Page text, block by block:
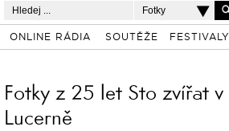
Fotky
ONLINE RÁDIA SOUTĚŽE FESTIVALY
Fotky z 25 let Sto zvířat v
Lucerně